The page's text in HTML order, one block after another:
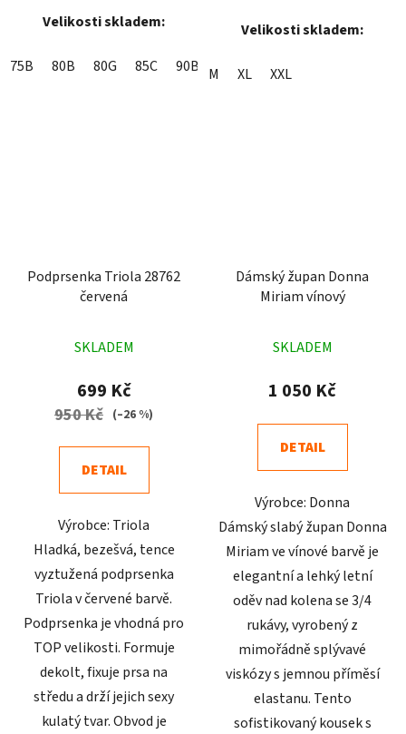
Velikosti skladem:
75B 80B 80G 85C 90B 90C
Velikosti skladem:
M XL XXL
Podprsenka Triola 28762
červená
hodnocení
produktu
je
5
SKLADEM
699 Kč
950 Kč (–26 %)
DETAIL
Výrobce: Triola
Hladká, bezešvá, tence
vyztužená podprsenka
Triola v červené barvě.
Podprsenka je vhodná pro
TOP velikosti. Formuje
dekolt, fixuje prsa na
středu a drží jejich sexy
kulatý tvar. Obvod je
Dámský župan Donna
Miriam vínový
hodnocení
produktu
4,9
z
hvězdiček.
SKLADEM
1 050 Kč
DETAIL
Výrobce: Donna
Dámský slabý župan Donna
Miriam ve vínové barvě je
elegantní a lehký letní
oděv nad kolena se 3/4
rukávy, vyrobený z
mimořádně splývavé
viskózy s jemnou příměsí
elastanu. Tento
sofistikovaný kousek s